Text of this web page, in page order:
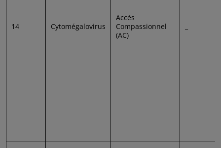
14 Cytomégalovirus
Accès
Compassionnel
(AC)